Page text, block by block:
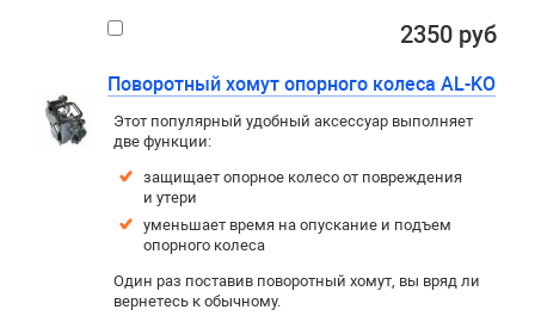
2350 руб
Поворотный хомут опорного колеса AL-KO
Этот популярный удобный аксессуар выполняет
две функции:
защищает опорное колесо от повреждения
и утери
уменьшает время на опускание и подъем
опорного колеса
Один раз поставив поворотный хомут, вы вряд ли
вернетесь к обычному.